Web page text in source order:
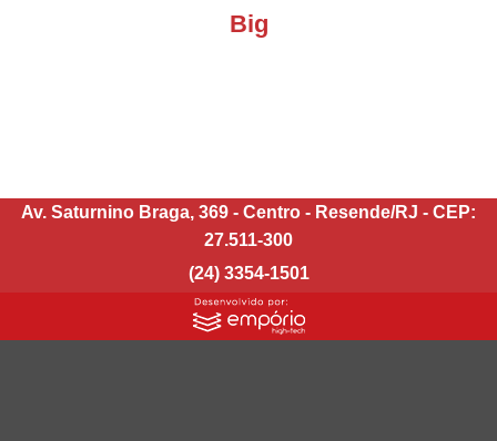
Big
Av. Saturnino Braga, 369 - Centro - Resende/RJ - CEP:
27.511-300
(24) 3354-1501